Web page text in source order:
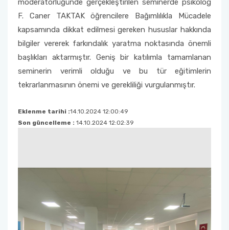
moderatörlüğünde gerçekleştirilen seminerde psikolog
F. Caner TAKTAK öğrencilere Bağımlılıkla Mücadele
kapsamında dikkat edilmesi gereken hususlar hakkında
bilgiler vererek farkındalık yaratma noktasında önemli
başlıkları aktarmıştır. Geniş bir katılımla tamamlanan
seminerin verimli olduğu ve bu tür eğitimlerin
tekrarlanmasının önemi ve gerekliliği vurgulanmıştır.
Eklenme tarihi :14.10.2024 12:00:49
Son güncelleme : 14.10.2024 12:02:39
Fakülte Akademik Kurul Raporları
Organizasyon Şeması
Fakülte Faaliyet Raporları
Halk Sağlığı Hemşireliği Anabilim Dalı
Çocuk Gelişimciler Günü Etkinlikleri Komisyonu
Ders Eşdeğerlik ve Yatay - Dikey Geçiş
Komisyonu
Eğitim Öğretim Koordinasyon Kurulu (EÖKK)
Fakülte Tanıtım ve Kariyer Günleri Planlama
Komisyonu
Ölçme Değerlendirme Komisyonu
Program Değerlendirme Komisyonu
2018 Yılı Etkinlikler
Psikiyatri Hemşireliği Anabilim Dalı Formları
Halk Sağlığı Hemşireliği Anabilim Dalı Formları
Genel Intörnlük Dersi
Sınavda Uyulması Gereken Kurallar
Kariyer Planlama
‘’Sahada Çocukla Çalışmak’’ konulu seminer ve
atölye çalışması
Akran Yönderliği
Öğrenci Çalıştayları
Sürekli İyileştirme Plan Formu
Memnuniyet Anketleri
Kalite Yönetim Sistemi Revizyon Tablosu